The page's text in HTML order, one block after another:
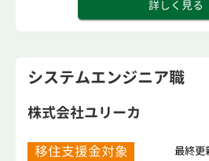
詳しく見る
システムエンジニア職
株式会社ユリーカ
移住支援金対象 最終更